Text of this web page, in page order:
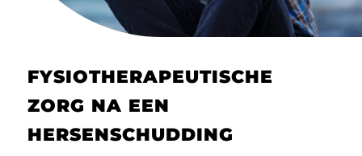
FYSIOTHERAPEUTISCHE
ZORG NA EEN
HERSENSCHUDDING